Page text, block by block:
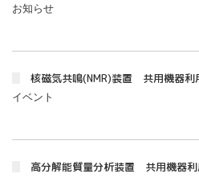
お知らせ
核磁気共鳴(NMR)装置 共用機器利
イベント
高分解能質量分析装置 共用機器利